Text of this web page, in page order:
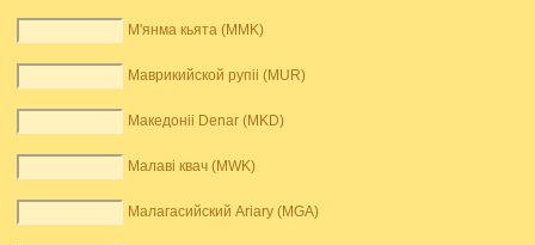
М'янма кьята (MMK)
Маврикийской рупіі (MUR)
Македоніі Denar (MKD)
Малаві квач (MWK)
Малагасийский Ariary (MGA)